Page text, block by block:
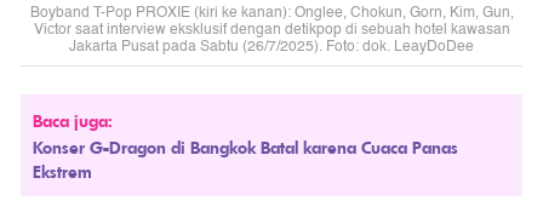
Boyband T-Pop PROXIE (kiri ke kanan): Onglee, Chokun, Gorn, Kim, Gun,
Victor saat interview eksklusif dengan detikpop di sebuah hotel kawasan
Jakarta Pusat pada Sabtu (26/7/2025). Foto: dok. LeayDoDee
Baca juga:
Konser G-Dragon di Bangkok Batal karena Cuaca Panas
Ekstrem